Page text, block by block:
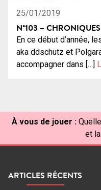
25/01/2019
N°103 – CHRONIQUES
En ce début d’année,
aka ddschutz et
accompagner dans […]
À vous de jouer :
et
ARTICLES RÉCENTS